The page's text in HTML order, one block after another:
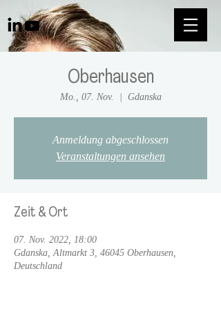
Oberhausen
Mo., 07. Nov. Gdanska
Anmeldung abgeschlossen
Veranstaltungen ansehen
Zeit & Ort
07. Nov. 2022, 18:00
Gdanska, Altmarkt 3, 46045 Oberhausen,
Deutschland